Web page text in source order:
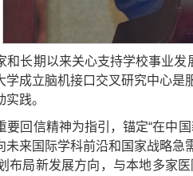
长期以来关心支持学校事业
成立脑机接口交叉研究中心
践。
回信精神为指引，锚定“在中
来国际学科前沿和国家战略
布局新发展方向，与本地多家